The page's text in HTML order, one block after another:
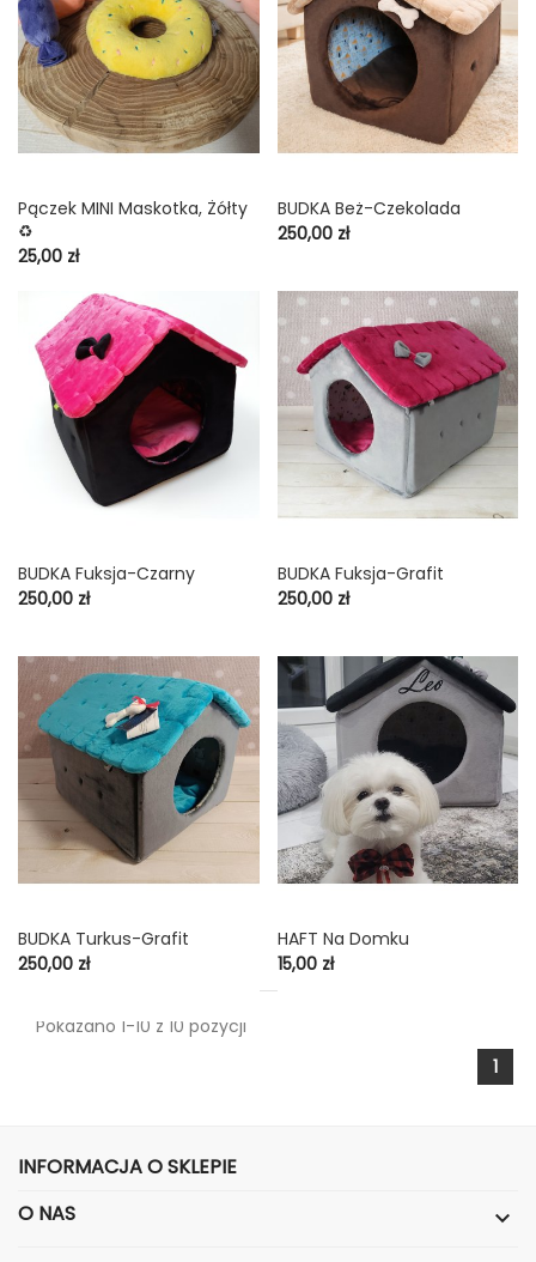
Pączek MINI Maskotka, Żółty
♻️
Cena
25,00 zł
BUDKA Beż-Czekolada
Cena
250,00 zł
BUDKA Fuksja-Czarny
Cena
250,00 zł
BUDKA Fuksja-Grafit
Cena
250,00 zł
BUDKA Turkus-Grafit
Cena
250,00 zł
HAFT Na Domku
Cena
15,00 zł
Pokazano 1-10 z 10 pozycji
1
INFORMACJA O SKLEPIE
O NAS
